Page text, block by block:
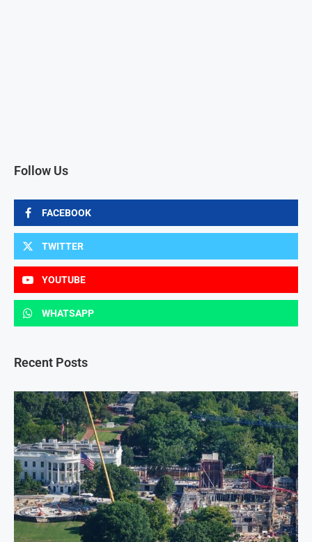
Follow Us
FACEBOOK
TWITTER
YOUTUBE
WHATSAPP
Recent Posts